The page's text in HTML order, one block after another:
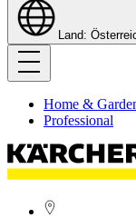
Land:
Home &
Professional